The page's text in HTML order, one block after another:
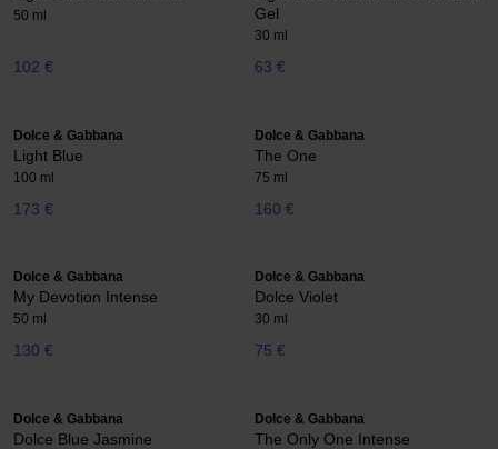
50 ml
102 €
Gel
30 ml
63 €
Dolce & Gabbana
Light Blue
100 ml
173 €
Dolce & Gabbana
The One
75 ml
160 €
Dolce & Gabbana
My Devotion Intense
50 ml
130 €
Dolce & Gabbana
Dolce Violet
30 ml
75 €
Dolce & Gabbana
Dolce Blue Jasmine
Dolce & Gabbana
The Only One Intense